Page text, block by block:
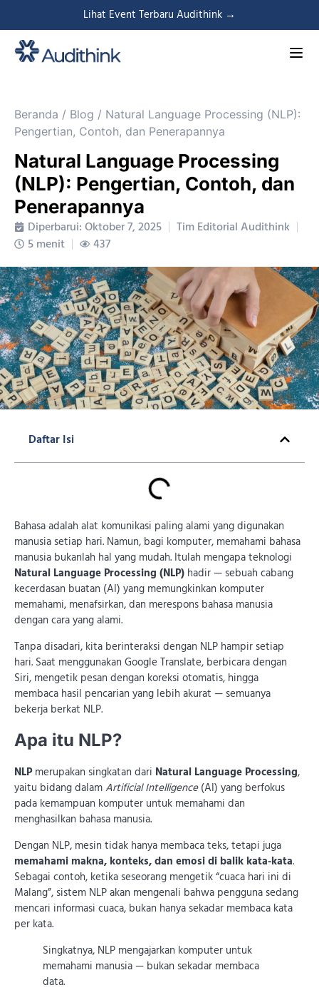
Lihat Event Terbaru Audithink →
Beranda / Blog / Natural Language Processing (NLP):
Pengertian, Contoh, dan Penerapannya
Natural Language Processing
(NLP): Pengertian, Contoh, dan
Penerapannya
Diperbarui: Oktober 7, 2025
Tim Editorial Audithink
5 menit
437
Daftar Isi
Bahasa adalah alat komunikasi paling alami yang digunakan
manusia setiap hari. Namun, bagi komputer, memahami bahasa
manusia bukanlah hal yang mudah. Itulah mengapa teknologi
Natural Language Processing (NLP) hadir — sebuah cabang
kecerdasan buatan (AI) yang memungkinkan komputer
memahami, menafsirkan, dan merespons bahasa manusia
dengan cara yang alami.
Tanpa disadari, kita berinteraksi dengan NLP hampir setiap
hari. Saat menggunakan Google Translate, berbicara dengan
Siri, mengetik pesan dengan koreksi otomatis, hingga
membaca hasil pencarian yang lebih akurat — semuanya
bekerja berkat NLP.
Apa itu NLP?
NLPmerupakan singkatan dari Natural Language Processing,
yaitu bidang dalamArtificial Intelligence(AI) yang berfokus
pada kemampuan komputer untuk memahami dan
menghasilkan bahasa manusia.
Dengan NLP, mesin tidak hanya membaca teks, tetapi juga
memahami makna, konteks, dan emosi di balik kata-kata.
Sebagai contoh, ketika seseorang mengetik “cuaca hari ini di
Malang”, sistem NLP akan mengenali bahwa pengguna sedang
mencari informasi cuaca, bukan hanya sekadar membaca kata
per kata.
Singkatnya, NLP mengajarkan komputer untuk
memahami manusia — bukan sekadar membaca
data.